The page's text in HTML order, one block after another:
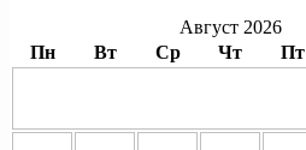
Август 2026
Пн
Вт Ср Чт Пт